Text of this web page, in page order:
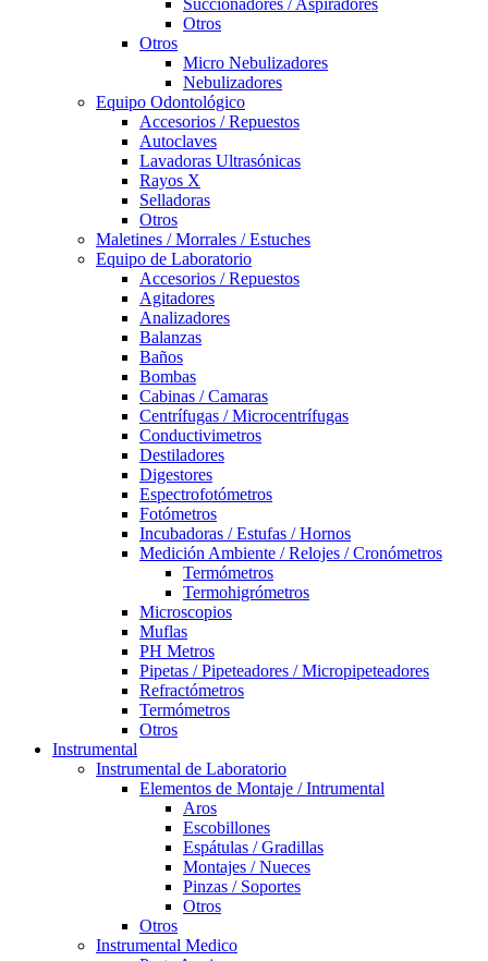
Succionadores / Aspiradores
Otros
Otros
Micro Nebulizadores
Nebulizadores
Equipo Odontológico
Accesorios / Repuestos
Autoclaves
Lavadoras Ultrasónicas
Rayos X
Selladoras
Otros
Maletines / Morrales / Estuches
Equipo de Laboratorio
Accesorios / Repuestos
Agitadores
Analizadores
Balanzas
Baños
Bombas
Cabinas / Camaras
Centrífugas / Microcentrífugas
Conductivimetros
Destiladores
Digestores
Espectrofotómetros
Fotómetros
Incubadoras / Estufas / Hornos
Medición Ambiente / Relojes / Cronómetros
Termómetros
Termohigrómetros
Microscopios
Muflas
PH Metros
Pipetas / Pipeteadores / Micropipeteadores
Refractómetros
Termómetros
Otros
Instrumental
Instrumental de Laboratorio
Elementos de Montaje / Intrumental
Aros
Escobillones
Espátulas / Gradillas
Montajes / Nueces
Pinzas / Soportes
Otros
Otros
Instrumental Medico